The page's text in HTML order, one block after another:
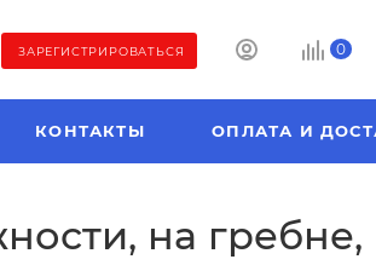
ЗАРЕГИСТРИРОВАТЬСЯ 0
КОНТАКТЫ ОПЛАТА И
на